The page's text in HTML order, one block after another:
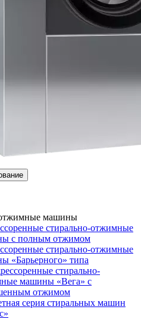
машины
стирально-отжимные
с полным отжимом
стирально-отжимные
«Барьерного» типа
стирально-
машины «Вега» с
отжимом
серия стиральных машин